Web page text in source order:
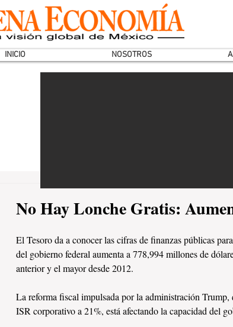
INICIO NOSOTROS
No Hay Lonche Gratis:
El Tesoro da a conocer las cifras de finanzas públicas
del gobierno federal aumenta a 778,994 millones de
anterior y el mayor desde 2012.
La reforma fiscal impulsada por la administración
ISR corporativo a 21%, está afectando la capacidad del